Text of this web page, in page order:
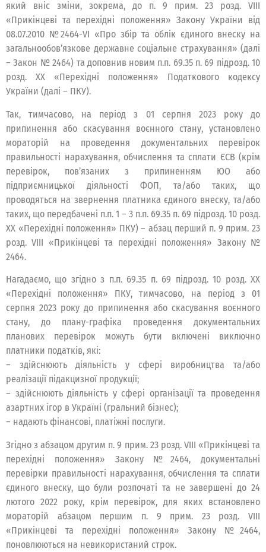
який вніс зміни, зокрема, до п. 9 прим. 23 розд. VIII
«Прикінцеві та перехідні положення» Закону України від
08.07.2010 №2464-VI «Про збір та облік єдиного внеску на
загальнообов’язкове державне соціальне страхування» (далі
– Закон № 2464) та доповнив новим п.п. 69.35 п. 69 підрозд. 10
розд. XX «Перехідні положення» Податкового кодексу
України (далі – ПКУ).
Так, тимчасово, на період з 01 серпня 2023 року до
припинення або скасування воєнного стану, установлено
мораторій на проведення документальних перевірок
правильності нарахування, обчислення та сплати ЄСВ (крім
перевірок, пов’язаних з припиненням ЮО або
підприємницької діяльності ФОП, та/або таких, що
проводяться на звернення платника єдиного внеску, та/або
таких, що передбачені п.п. 1 – 3 п.п. 69.35 п. 69 підрозд. 10 розд.
XX «Перехідні положення» ПКУ) – абзац перший п. 9 прим. 23
розд. VIII «Прикінцеві та перехідні положення» Закону №
2464.
Нагадаємо, що згідно з п.п. 69.35 п. 69 підрозд. 10 розд. XX
«Перехідні положення» ПКУ, тимчасово, на період з 01
серпня 2023 року до припинення або скасування воєнного
стану, до плану-графіка проведення документальних
планових перевірок можуть бути включені виключно
платники податків, які:
– здійснюють діяльність у сфері виробництва та/або
реалізації підакцизної продукції;
– здійснюють діяльність у сфері організації та проведення
азартних ігор в Україні (гральний бізнес);
– надають фінансові, платіжні послуги.
Згідно з абзацом другим п. 9 прим. 23 розд. VIII «Прикінцеві та
перехідні положення» Закону №2464, документальні
перевірки правильності нарахування, обчислення та сплати
єдиного внеску, що були розпочаті та не завершені до 24
лютого 2022 року, крім перевірок, для яких встановлено
мораторій абзацом першим п. 9 прим. 23 розд. VIII
«Прикінцеві та перехідні положення» Закону №2464,
поновлюються на невикористаний строк.